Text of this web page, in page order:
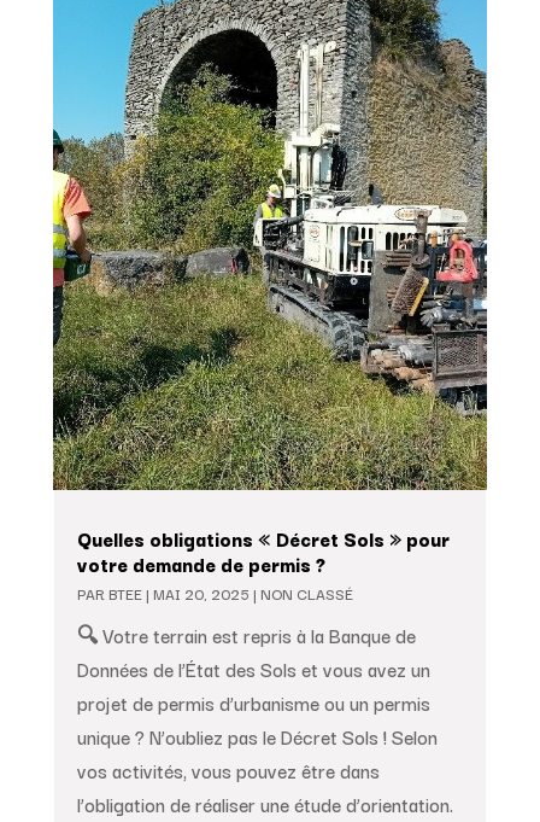
Quelles obligations « Décret Sols » pour
votre demande de permis ?
PAR BTEE| MAI 20, 2025 | NON CLASSÉ
🔍 Votre terrain est repris à la Banque de
Données de l’État des Sols et vous avez un
projet de permis d’urbanisme ou un permis
unique ? N’oubliez pas le Décret Sols ! Selon
vos activités, vous pouvez être dans
l’obligation de réaliser une étude d’orientation.